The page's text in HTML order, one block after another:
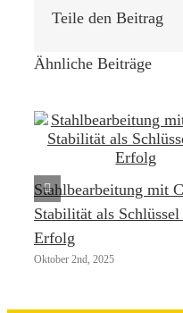
Teile den Beitrag
Ähnliche Beiträge
Stahlbearbeitung mit
Stabilität als
Erfolg
Oktober 2nd, 2025